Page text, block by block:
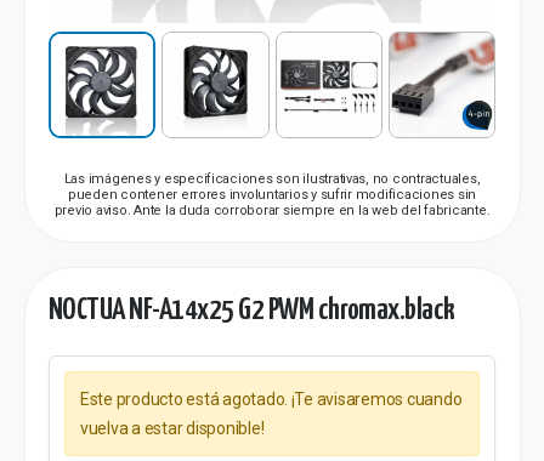
Las imágenes y especificaciones son ilustrativas, no contractuales,
pueden contener errores involuntarios y sufrir modificaciones sin
previo aviso. Ante la duda corroborar siempre en la web del fabricante.
NOCTUA NF-A14x25 G2 PWM chromax.black
Este producto está agotado. ¡Te avisaremos cuando
vuelva a estar disponible!